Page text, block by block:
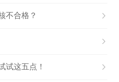
不合格？
试这五点！